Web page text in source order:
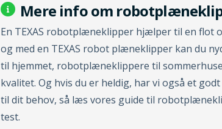
Mere info om
En TEXAS robotplæneklipper hjælper til en flot
og med en TEXAS robot plæneklipper kan du
til hjemmet, robotplæneklippere til
kvalitet. Og hvis du er heldig, har vi også et
til dit behov, så læs vores guide til
test.